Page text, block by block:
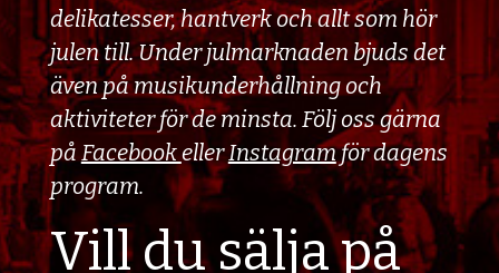
delikatesser, hantverk och allt som hör
julen till. Under julmarknaden bjuds det
även på musikunderhållning och
aktiviteter för de minsta. Följ oss gärna
på FacebookellerInstagramför dagens
program.
Vill du sälja på